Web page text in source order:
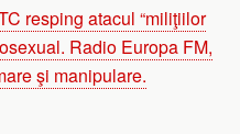
resping atacul “miliţiilor
Radio Europa FM,
şi manipulare.